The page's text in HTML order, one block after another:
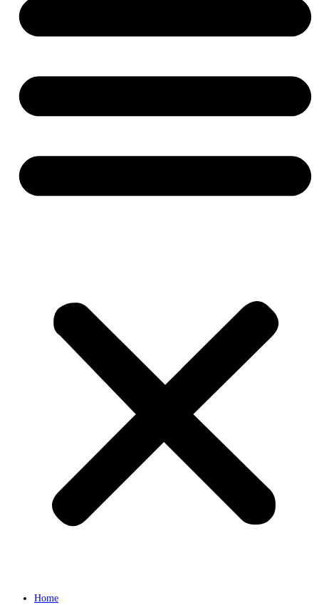
Home